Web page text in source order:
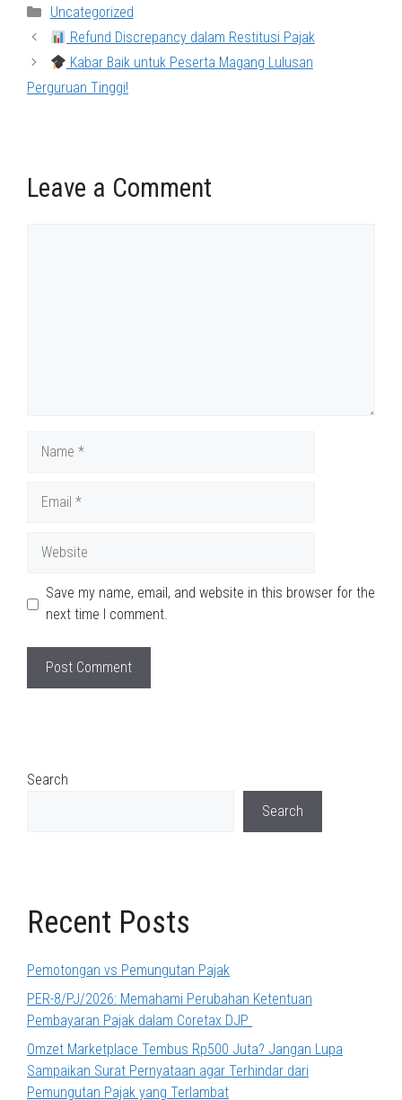
Categories
Uncategorized
Refund Discrepancy dalam Restitusi Pajak
Kabar Baik untuk Peserta Magang Lulusan
Perguruan Tinggi!
Leave a Comment
Save my name, email, and website in this browser for the
next time I comment.
Search
Search
Recent Posts
Pemotongan vs Pemungutan Pajak
PER-8/PJ/2026: Memahami Perubahan Ketentuan
Pembayaran Pajak dalam Coretax DJP
Omzet Marketplace Tembus Rp500 Juta? Jangan Lupa
Sampaikan Surat Pernyataan agar Terhindar dari
Pemungutan Pajak yang Terlambat